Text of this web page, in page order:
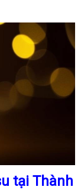
tại Thành